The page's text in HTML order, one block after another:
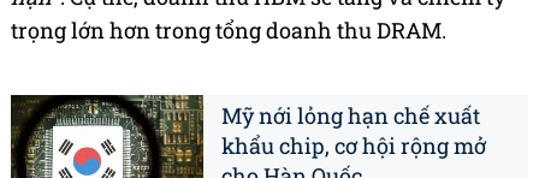
trọng lớn hơn trong tổng doanh thu DRAM.
Mỹ nới lỏng hạn chế xuất
khẩu chip, cơ hội rộng mở